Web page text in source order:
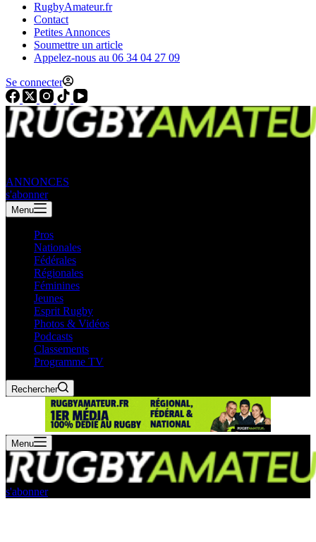
RugbyAmateur.fr
Contact
Petites Annonces
Soumettre un article
Appelez-nous au 06 34 04 27 09
Se connecter
ANNONCES
s'abonner
Menu
Pros
Nationales
Fédérales
Régionales
Féminines
Jeunes
Esprit Rugby
Photos & Vidéos
Podcasts
Classements
Programme TV
Rechercher
Menu
s'abonner